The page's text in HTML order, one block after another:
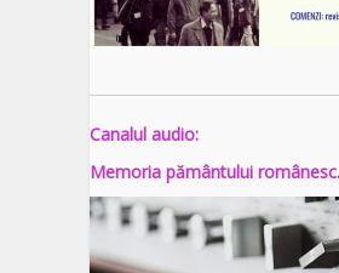
Canalul audio:
Memoria pământului